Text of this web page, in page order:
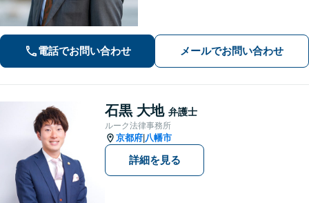
度の高い解決を目指します。まずはお
気軽にお電話下さい。
電話でお問い合わせ メールでお問い合わせ
石黒 大地 弁護士
ルーク法律事務所
京都府 八幡市
詳細を見る